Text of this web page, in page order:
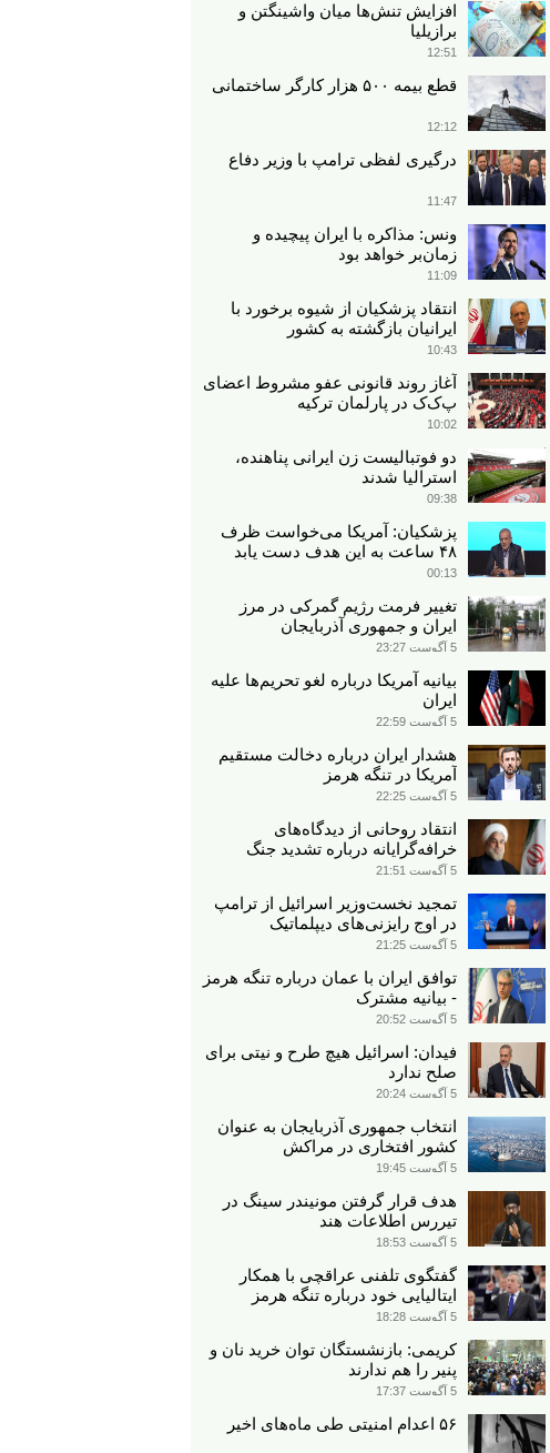
افزایش تنش‌ها میان واشینگتن و
برازیلیا
12:51
قطع بیمه ۵۰۰ هزار کارگر ساختمانی
12:12
درگیری لفظی ترامپ با وزیر دفاع
11:47
ونس: مذاکره با ایران پیچیده و
زمان‌بر خواهد بود
11:09
انتقاد پزشکیان از شیوه برخورد با
ایرانیان بازگشته به کشور
10:43
آغاز روند قانونی عفو مشروط اعضای
پ‌ک‌ک در پارلمان ترکیه
10:02
دو فوتبالیست زن ایرانی پناهنده،
استرالیا شدند
09:38
پزشکیان: آمریکا می‌خواست ظرف
۴۸ ساعت به این هدف دست یابد
00:13
تغییر فرمت رژیم گمرکی در مرز
ایران و جمهوری آذربایجان
5 آگوست 23:27
بیانیه آمریکا درباره لغو تحریم‌ها علیه
ایران
5 آگوست 22:59
هشدار ایران درباره دخالت مستقیم
آمریکا در تنگه هرمز
5 آگوست 22:25
انتقاد روحانی از دیدگاه‌های
خرافه‌گرایانه درباره تشدید جنگ
5 آگوست 21:51
تمجید نخست‌وزیر اسرائیل از ترامپ
در اوج رایزنی‌های دیپلماتیک
5 آگوست 21:25
توافق ایران با عمان درباره تنگه هرمز
- بیانیه مشترک
5 آگوست 20:52
فیدان: اسرائیل هیچ طرح و نیتی برای
صلح ندارد
5 آگوست 20:24
انتخاب جمهوری آذربایجان به عنوان
کشور افتخاری در مراکش​
5 آگوست 19:45
هدف قرار گرفتن مونیندر سینگ در
تیررس اطلاعات هند
5 آگوست 18:53
گفتگوی تلفنی عراقچی با همکار
ایتالیایی خود درباره تنگه هرمز
5 آگوست 18:28
کریمی: بازنشستگان توان خرید نان و
پنیر را هم ندارند
5 آگوست 17:37
۵۶ اعدام امنیتی طی ماه‌های اخیر